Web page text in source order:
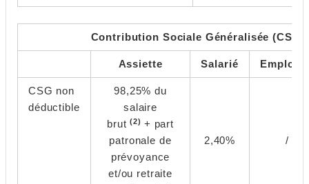
Contribution Sociale Généralisée (CSG)
Assiette Salarié
CSG non
déductible
98,25% du
salaire
brut (2) + part
patronale de
prévoyance
et/ou retraite
2,40% /